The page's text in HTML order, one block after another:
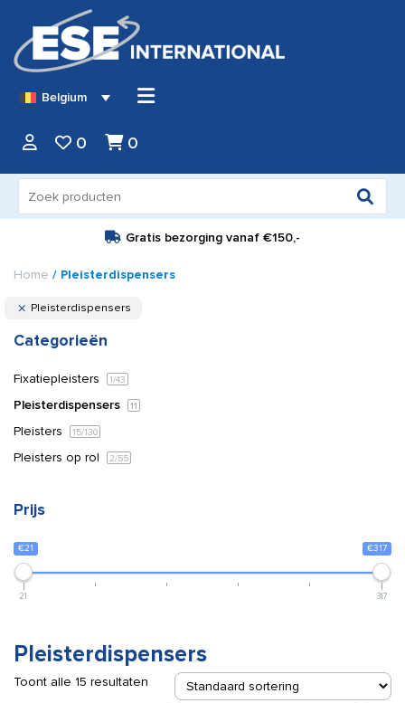
Belgium
0 0
naar:
Gratis bezorging vanaf €150,-
Home / Pleisterdispensers
Pleisterdispensers
Categorieën
Fixatiepleisters 1/43
Pleisterdispensers 11
Pleisters 15/130
Pleisters op rol 2/55
Prijs
€21 €317
21 317
Pleisterdispensers
Toont alle 15 resultaten